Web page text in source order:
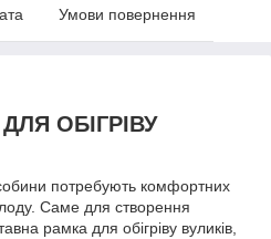
Умови повернення
ОБІГРІВУ
потребують комфортних
Саме для створення
рамка для обігріву вуликів,